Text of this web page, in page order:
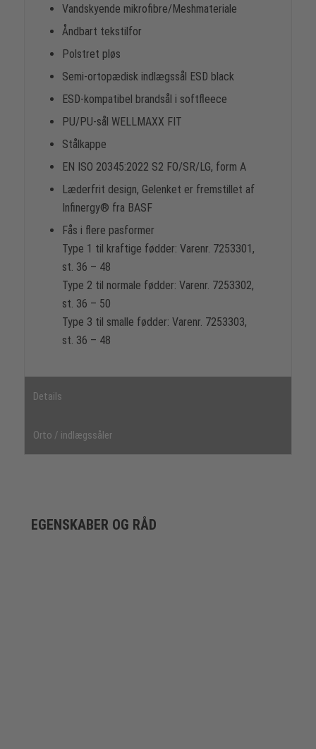
Vandskyende mikrofibre/Meshmateriale
Åndbart tekstilfor
Polstret pløs
Semi-ortopædisk indlægssål ESD black
ESD-kompatibel brandsål i softfleece
PU/PU-sål WELLMAXX FIT
Stålkappe
EN ISO 20345:2022 S2 FO/SR/LG, form A
Læderfrit design, Gelenket er fremstillet af
Infinergy® fra BASF
Fås i flere pasformer
Type 1 til kraftige fødder: Varenr. 7253301,
st. 36 – 48
Type 2 til normale fødder: Varenr. 7253302,
st. 36 – 50
Type 3 til smalle fødder: Varenr. 7253303,
st. 36 – 48
Details
Orto / indlægssåler
EGENSKABER OG RÅD